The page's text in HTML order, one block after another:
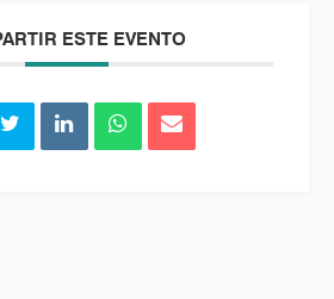
ESTE EVENTO